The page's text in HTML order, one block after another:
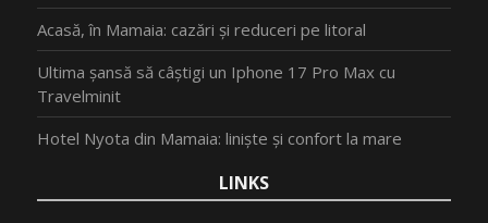
Acasă, în Mamaia: cazări și reduceri pe litoral
Ultima șansă să câștigi un Iphone 17 Pro Max cu
Travelminit
Hotel Nyota din Mamaia: liniște și confort la mare
LINKS